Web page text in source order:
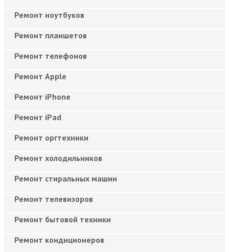
Ремонт ноутбуков
Ремонт планшетов
Ремонт телефонов
Ремонт Apple
Ремонт iPhone
Ремонт iPad
Ремонт оргтехники
Ремонт холодильников
Ремонт стиральных машин
Ремонт телевизоров
Ремонт бытовой техники
Ремонт кондиционеров